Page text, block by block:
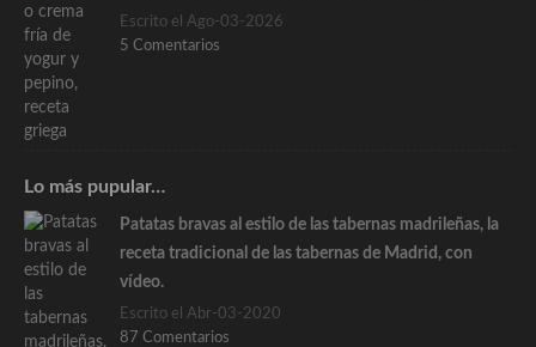
Escrito el Ago-03-2026
5 Comentarios
Lo más pupular…
Patatas bravas al estilo de las tabernas madrileñas, la
receta tradicional de las tabernas de Madrid, con
vídeo.
Escrito el Abr-03-2020
87 Comentarios